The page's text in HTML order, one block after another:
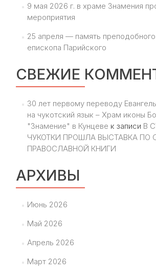
9 мая 2026 г. в храме Знамения
мероприятия
25 апреля — память
епископа Парийского
СВЕЖИЕ
30 лет первому переводу
на чукотский язык – Храм иконы
"Знамение" в Кунцеве к записи В
ЧУКОТКИ ПРОШЛА ВЫСТАВКА ПО
ПРАВОСЛАВНОЙ КНИГИ
АРХИВЫ
Июнь 2026
Май 2026
Апрель 2026
Март 2026